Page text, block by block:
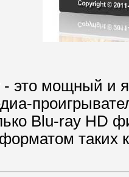
- это мощный и
Blu-ray HD